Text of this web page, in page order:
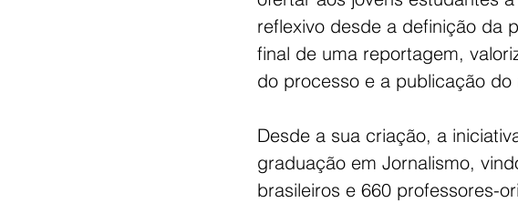
reflexivo desde a definição da
final de uma reportagem,
do processo e a publicação do
Desde a sua criação, a
graduação em Jornalismo,
brasileiros e 660 professores-